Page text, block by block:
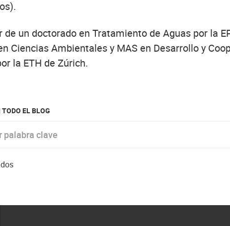
de un doctorado en Tratamiento de Aguas por la
Ciencias Ambientales y MAS en Desarrollo y
la ETH de Zúrich.
TODO EL BLOG